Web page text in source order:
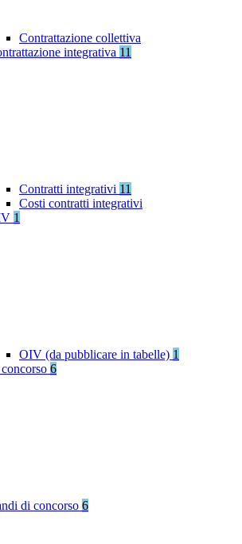
Contrattazione collettiva
integrativa 11
Contratti integrativi 11
Costi contratti integrativi
1
OIV (da pubblicare in tabelle) 1
6
di concorso 6